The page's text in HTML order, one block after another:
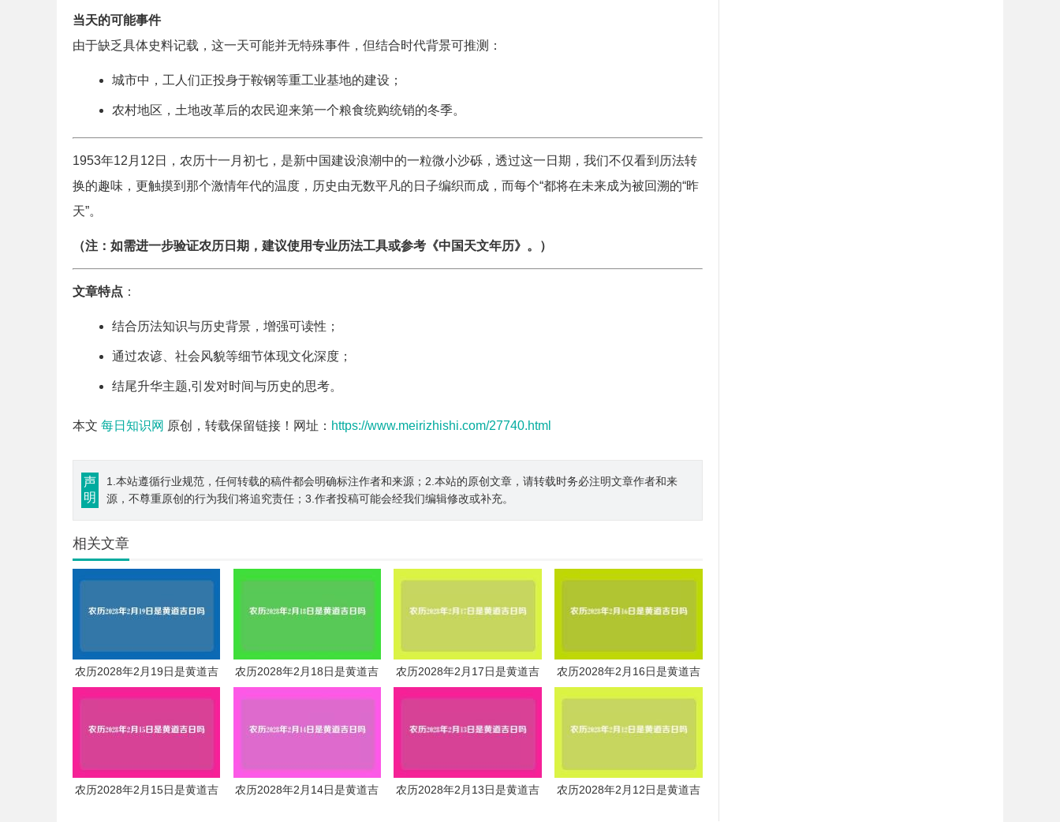
当天的可能事件
由于缺乏具体史料记载，这一天可能并无特殊事件，但结合时代背景可推测：
城市中，工人们正投身于鞍钢等重工业基地的建设；
农村地区，土地改革后的农民迎来第一个粮食统购统销的冬季。
1953年12月12日，农历十一月初七，是新中国建设浪潮中的一粒微小沙砾，透过这一日期，我们不仅看到历法转
换的趣味，更触摸到那个激情年代的温度，历史由无数平凡的日子编织而成，而每个“都将在未来成为被回溯的“昨
天”。
（注：如需进一步验证农历日期，建议使用专业历法工具或参考《中国天文年历》。）
文章特点 ：
结合历法知识与历史背景，增强可读性；
通过农谚、社会风貌等细节体现文化深度；
结尾升华主题,引发对时间与历史的思考。
本文 每日知识网 原创，转载保留链接！网址： https://www.meirizhishi.com/27740.html
声
明
1.本站遵循行业规范，任何转载的稿件都会明确标注作者和来源；2.本站的原创文章，请转载时务必注明文章作者和来
源，不尊重原创的行为我们将追究责任；3.作者投稿可能会经我们编辑修改或补充。
相关文章
农历2028年2月19日是黄道吉
日吗
农历2028年2月18日是黄道吉
日吗
农历2028年2月17日是黄道吉
日吗
农历2028年2月16日是黄道吉
日吗
农历2028年2月15日是黄道吉
农历2028年2月14日是黄道吉
农历2028年2月13日是黄道吉
农历2028年2月12日是黄道吉